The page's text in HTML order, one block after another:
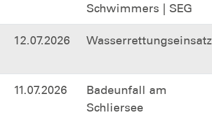
Schwimmers | SEG
12.07.2026 Wasserrettungseinsatz
11.07.2026
Badeunfall am
Schliersee